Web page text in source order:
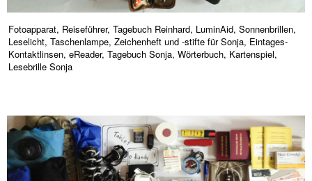
Fotoapparat, Reiseführer, Tagebuch Reinhard, LuminAid, Sonnenbrillen,
Leselicht, Taschenlampe, Zeichenheft und -stifte für Sonja, Eintages-
Kontaktlinsen, eReader, Tagebuch Sonja, Wörterbuch, Kartenspiel,
Lesebrille Sonja